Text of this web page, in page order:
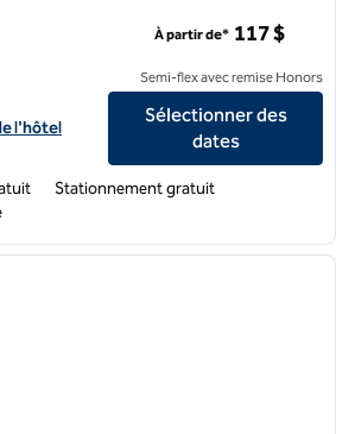
l'hôtel Home2 Suites by Hilton Louisville
l'hôtel
À partir de* 117 $
Semi-flex avec remise Honors
Sélectionner des
dates
Stationnement gratuit